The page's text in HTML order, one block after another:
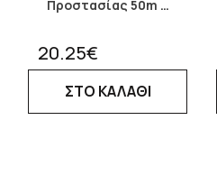
Προστασίας 50m …
20.25€
ΣΤΟ ΚΑΛΑΘΙ